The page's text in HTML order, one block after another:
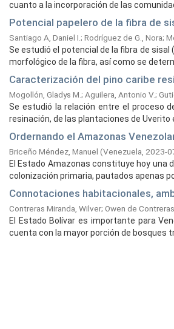
cuanto a la incorporación de las
Potencial papelero de la fibra de
Santiago A, Daniel I. ; Rodríguez de G., Nora;
Se estudió el potencial de la fibra de
morfológico de la fibra, así como se
Caracterización del pino caribe
Mogollón, Gladys M. ; Aguilera, Antonio V.;
Se estudió la relación entre el proceso
resinación, de las plantaciones de Uverito
Ordernando el Amazonas
Briceño Méndez, Manuel (Venezuela, 2023-
El Estado Amazonas constituye hoy una
colonización primaria, pautados apenas
Connotaciones habitacionales,
Contreras Miranda, Wilver; Owen de
El Estado Bolívar es importante para
cuenta con la mayor porción de bosques